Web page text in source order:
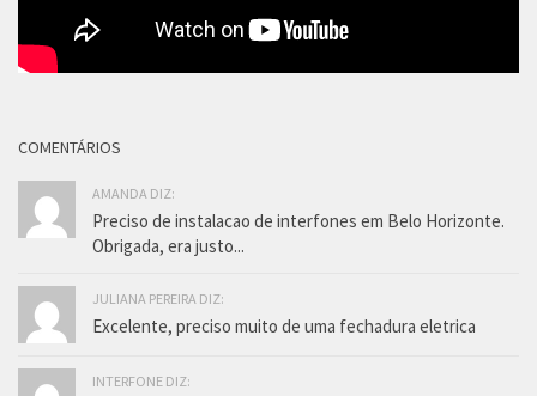
COMENTÁRIOS
AMANDA DIZ:
Preciso de instalacao de interfones em Belo Horizonte.
Obrigada, era justo...
JULIANA PEREIRA DIZ:
Excelente, preciso muito de uma fechadura eletrica
INTERFONE DIZ: